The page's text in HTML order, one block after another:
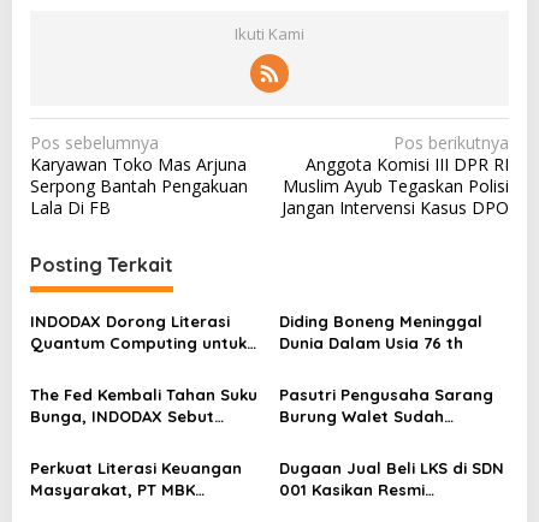
Ikuti Kami
N
a
v
g
a
s
p
s
Pos sebelumnya
Karyawan Toko Mas Arjuna
Serpong Bantah Pengakuan
Lala Di FB
Pos berikutnya
Anggota Komisi III DPR RI
Muslim Ayub Tegaskan Polisi
Jangan Intervensi Kasus DPO
Posting Terkait
INDODAX Dorong Literasi
Quantum Computing untuk
Blockchain
Diding Boneng Meninggal
Dunia Dalam Usia 76 th
The Fed Kembali Tahan Suku
Bunga, INDODAX Sebut
Sentimen Pasar
Pasutri Pengusaha Sarang
Burung Walet Sudah
Pelapor Desak Polda Jambi
Segera Lakukan Penahanan
Perkuat Literasi Keuangan
Masyarakat, PT MBK
Dugaan Jual Beli LKS di SDN
001 Kasikan Resmi